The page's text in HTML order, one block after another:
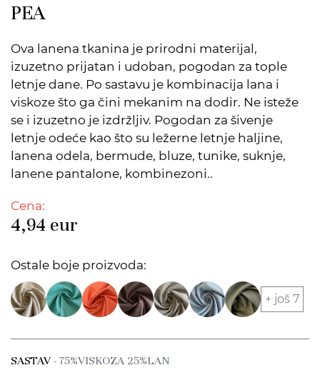
PEA
Ova lanena tkanina je prirodni materijal,
izuzetno prijatan i udoban, pogodan za tople
letnje dane. Po sastavu je kombinacija lana i
viskoze što ga čini mekanim na dodir. Ne isteže
se i izuzetno je izdržljiv. Pogodan za šivenje
letnje odeće kao što su ležerne letnje haljine,
lanena odela, bermude, bluze, tunike, suknje,
lanene pantalone, kombinezoni..
Cena:
4,94 eur
Ostale boje proizvoda:
+ još 7
SASTAV- 75%VISKOZA 25%LAN